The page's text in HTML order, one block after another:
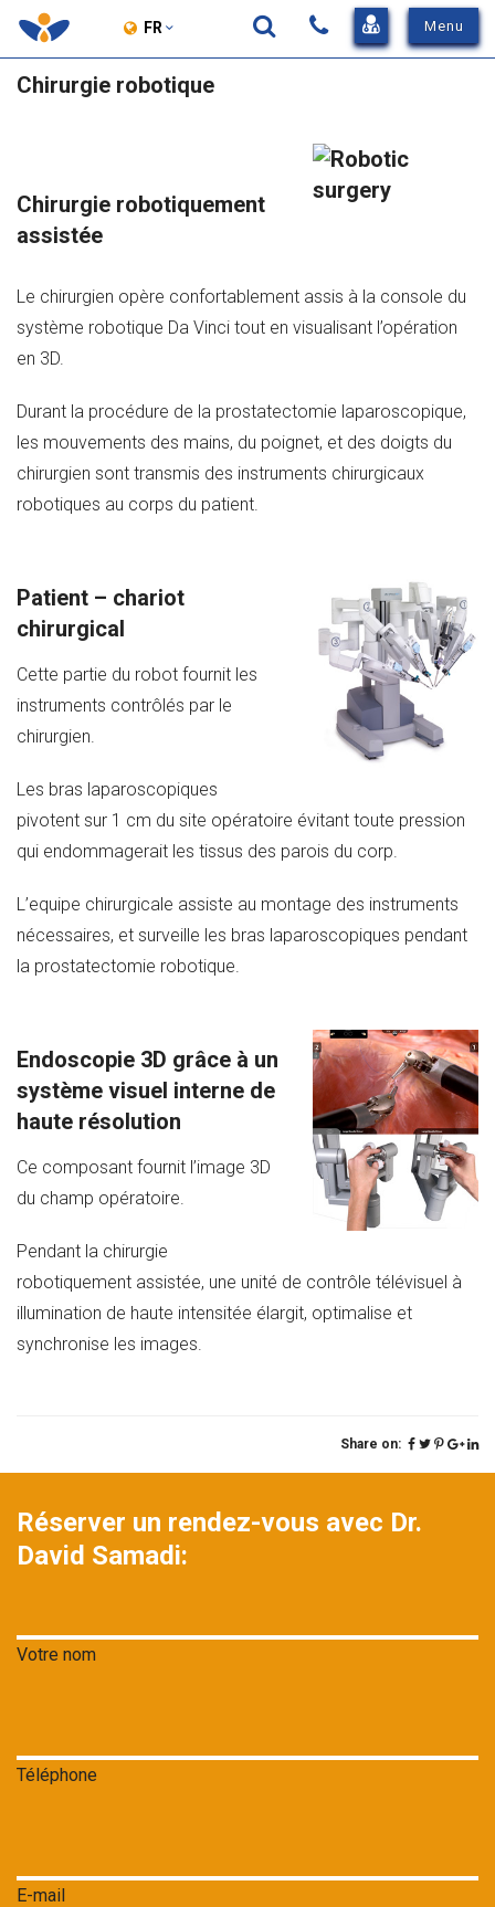
Menu
View
Sidebar
FR
Entrez
Chirurgie robotique
Chirurgie robotiquement
assistée
Le chirurgien opère confortablement assis à la console du
système robotique Da Vinci tout en visualisant l’opération
en 3D.
Durant la procédure de la prostatectomie laparoscopique,
les mouvements des mains, du poignet, et des doigts du
chirurgien sont transmis des instruments chirurgicaux
robotiques au corps du patient.
Patient – chariot
chirurgical
Cette partie du robot fournit les
instruments contrôlés par le
chirurgien.
Les bras laparoscopiques
pivotent sur 1 cm du site opératoire évitant toute pression
qui endommagerait les tissus des parois du corp.
L’equipe chirurgicale assiste au montage des instruments
nécessaires, et surveille les bras laparoscopiques pendant
la prostatectomie robotique.
Endoscopie 3D grâce à un
système visuel interne de
haute résolution
Ce composant fournit l’image 3D
du champ opératoire.
Pendant la chirurgie
robotiquement assistée, une unité de contrôle télévisuel à
illumination de haute intensitée élargit, optimalise et
synchronise les images.
Share on:
Réserver un rendez-vous avec Dr.
David Samadi:
Votre nom
Téléphone
E-mail